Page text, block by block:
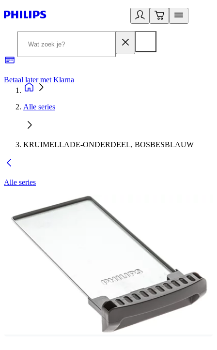
Betaal later met Klarna
Alle series
KRUIMELLADE-ONDERDEEL, BOSBESBLAUW
Alle series